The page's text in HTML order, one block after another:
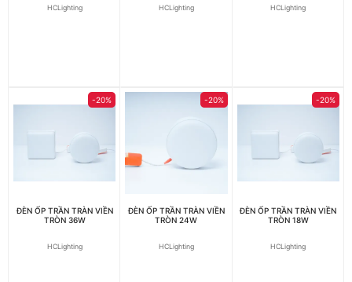
HCLighting HCLighting HCLighting
-20%
ĐÈN ỐP TRẦN TRÀN VIỀN
TRÒN 36W
HCLighting
-20%
ĐÈN ỐP TRẦN TRÀN VIỀN
TRÒN 24W
HCLighting
-20%
ĐÈN ỐP TRẦN TRÀN VIỀN
TRÒN 18W
HCLighting